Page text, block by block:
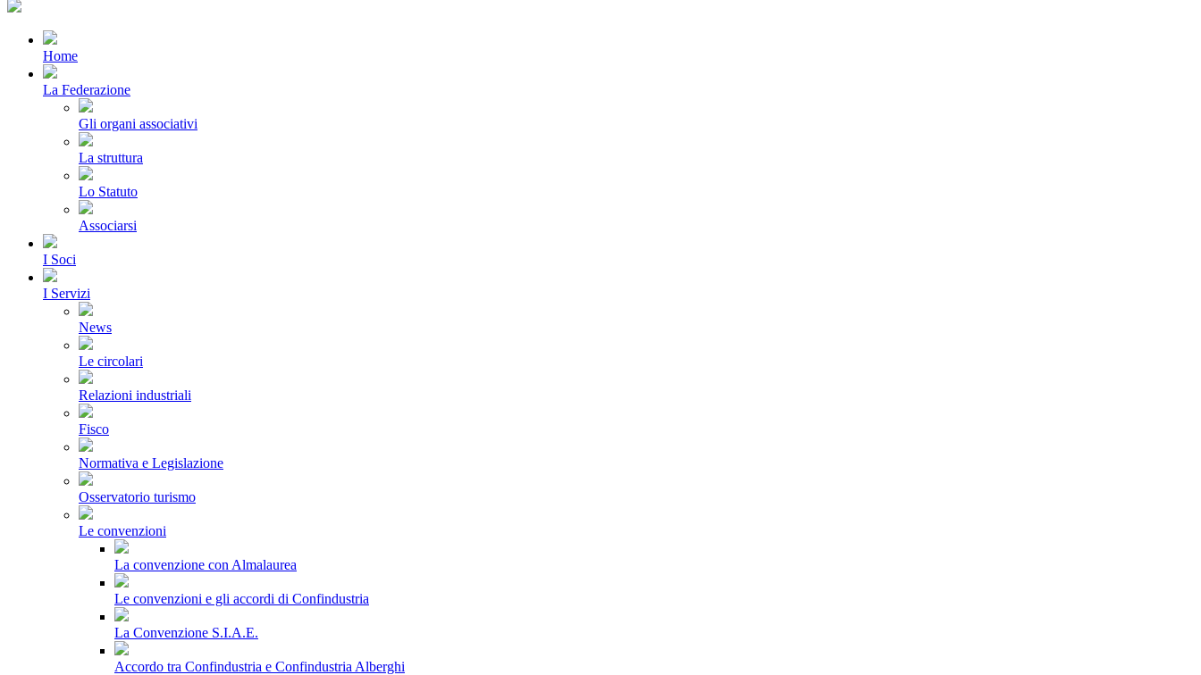
Home
La Federazione
Gli organi associativi
La struttura
Lo Statuto
Associarsi
I Soci
I Servizi
News
Le circolari
Relazioni industriali
Fisco
Normativa e Legislazione
Osservatorio turismo
Le convenzioni
La convenzione con Almalaurea
Le convenzioni e gli accordi di Confindustria
La Convenzione S.I.A.E.
Accordo tra Confindustria e Confindustria Alberghi